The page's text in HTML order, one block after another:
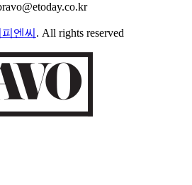
엔씨 . All rights reserved